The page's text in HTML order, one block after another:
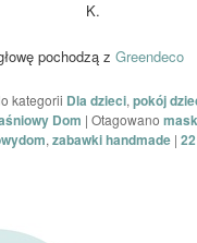
K.
pochodzą zGreendeco
kategorii Dla dzieci,pokój
Dom |Otagowano
,zabawki handmade |22